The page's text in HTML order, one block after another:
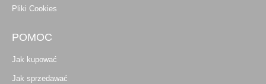
Pliki Cookies
POMOC
Jak kupować
Jak sprzedawać